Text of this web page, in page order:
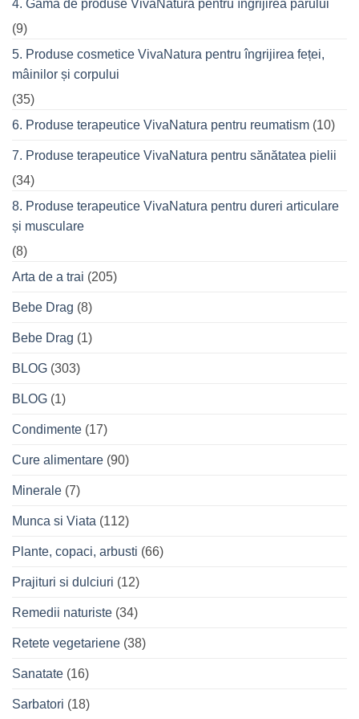
4. Gama de produse VivaNatura pentru îngrijirea părului
(9)
5. Produse cosmetice VivaNatura pentru îngrijirea feței,
mâinilor și corpului
(35)
6. Produse terapeutice VivaNatura pentru reumatism (10)
7. Produse terapeutice VivaNatura pentru sănătatea pielii
(34)
8. Produse terapeutice VivaNatura pentru dureri articulare
și musculare
(8)
Arta de a trai (205)
Bebe Drag (8)
Bebe Drag (1)
BLOG (303)
BLOG (1)
Condimente (17)
Cure alimentare (90)
Minerale (7)
Munca si Viata (112)
Plante, copaci, arbusti (66)
Prajituri si dulciuri (12)
Remedii naturiste (34)
Retete vegetariene (38)
Sanatate (16)
Sarbatori (18)